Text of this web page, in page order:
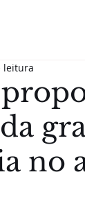
no
leitura